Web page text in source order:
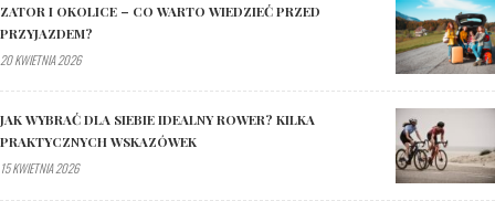
ZATOR I OKOLICE – CO WARTO WIEDZIEĆ PRZED
PRZYJAZDEM?
20 KWIETNIA 2026
JAK WYBRAĆ DLA SIEBIE IDEALNY ROWER? KILKA
PRAKTYCZNYCH WSKAZÓWEK
15 KWIETNIA 2026